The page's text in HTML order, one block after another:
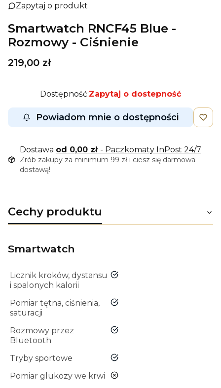
Zapytaj o produkt
Smartwatch RNCF45 Blue -
Rozmowy - Ciśnienie
Cena
219,00 zł
Dostępność:Zapytaj o dostepność
Powiadom mnie o dostępności
Dostawa od 0,00 zł - Paczkomaty InPost 24/7
Zrób zakupy za minimum 99 zł i ciesz się darmowa
dostawą!
Cechy produktu
Smartwatch
Licznik kroków, dystansu
i spalonych kalorii
tak
Pomiar tętna, ciśnienia,
saturacji
tak
Rozmowy przez
Bluetooth
tak
Tryby sportowe
tak
Pomiar glukozy we krwi
nie